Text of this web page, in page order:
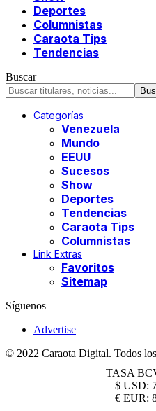
Deportes
Columnistas
Caraota Tips
Tendencias
Buscar
Categorías
Venezuela
Mundo
EEUU
Sucesos
Show
Deportes
Tendencias
Caraota Tips
Columnistas
Link Extras
Favoritos
Sitemap
Síguenos
Advertise
© 2022 Caraota Digital. Todos
TASA
$ USD:
€ EUR: